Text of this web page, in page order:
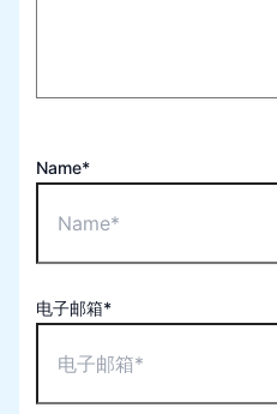
Name*
电子邮箱*